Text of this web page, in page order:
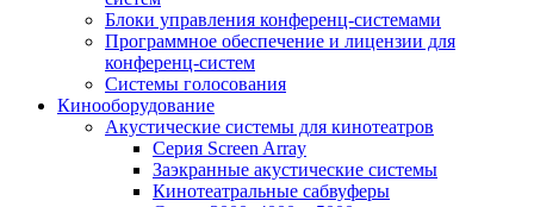
Блоки управления конференц-системами
Программное обеспечение и лицензии для
конференц-систем
Системы голосования
Кинооборудование
Акустические системы для кинотеатров
Cерия Screen Array
Заэкранные акустические системы
Кинотеатральные сабвуферы